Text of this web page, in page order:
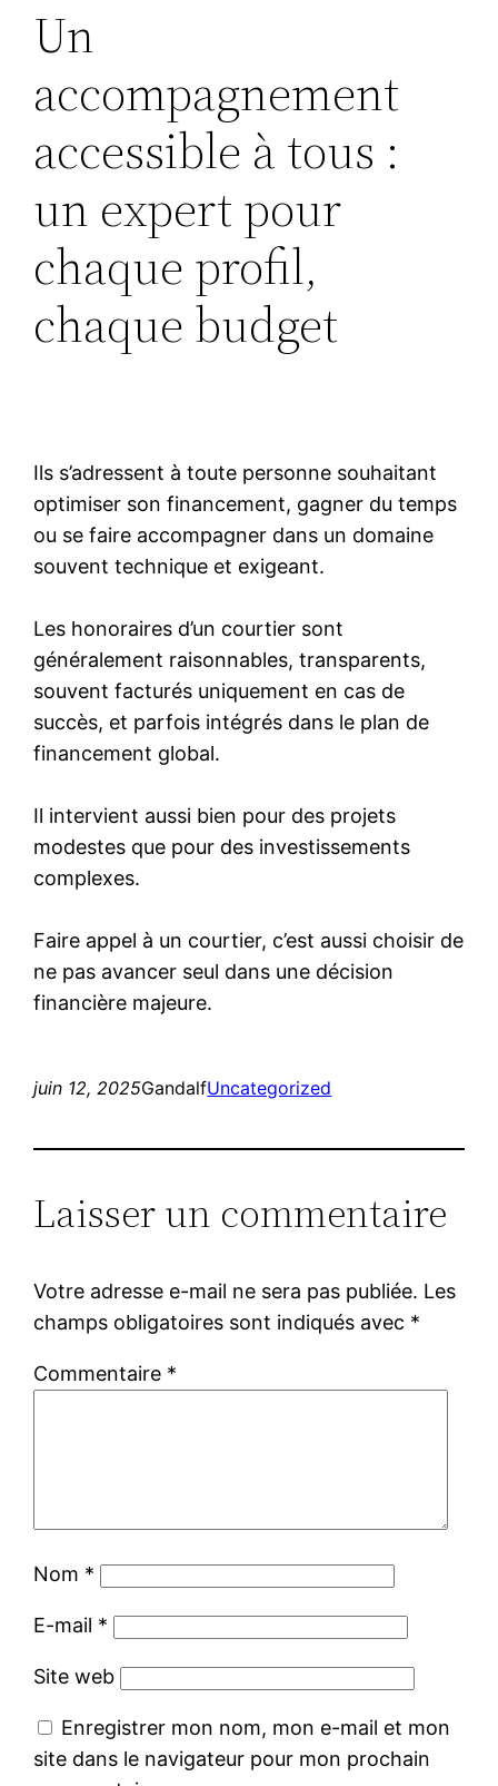
Un
accompagnement
accessible à tous :
un expert pour
chaque profil,
chaque budget
Ils s’adressent à toute personne souhaitant
optimiser son financement, gagner du temps
ou se faire accompagner dans un domaine
souvent technique et exigeant.
Les honoraires d’un courtier sont
généralement raisonnables, transparents,
souvent facturés uniquement en cas de
succès, et parfois intégrés dans le plan de
financement global.
Il intervient aussi bien pour des projets
modestes que pour des investissements
complexes.
Faire appel à un courtier, c’est aussi choisir de
ne pas avancer seul dans une décision
financière majeure.
juin 12, 2025GandalfUncategorized
Laisser un commentaire
Votre adresse e-mail ne sera pas publiée. Les
champs obligatoires sont indiqués avec *
Commentaire *
Nom *
E-mail *
Site web
Enregistrer mon nom, mon e-mail et mon
site dans le navigateur pour mon prochain